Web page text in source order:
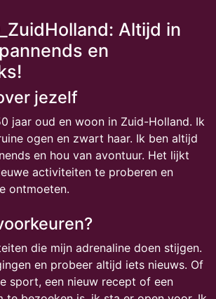
Altijd in
en
jezelf
jaar oud en woon in Zuid-Holland. Ik
ogen en zwart haar. Ik ben altijd
en hou van avontuur. Het lijkt
activiteiten te proberen en
ontmoeten.
die mijn adrenaline doen stijgen.
en probeer altijd iets nieuws. Of
sport, een nieuw recept of een